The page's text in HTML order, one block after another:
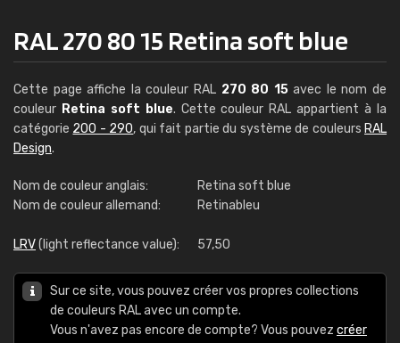
RAL 270 80 15 Retina soft blue
Cette page affiche la couleur RAL 270 80 15avec le nom de
couleur Retina soft blue. Cette couleur RAL appartient à la
catégorie 200 - 290, qui fait partie du système de couleurs RAL
Design.
Nom de couleur anglais:
Retina soft blue
Nom de couleur allemand:
Retinableu
LRV(light reflectance value): 57,50
Sur ce site, vous pouvez créer vos propres collections
de couleurs RAL avec un compte.
Vous n'avez pas encore de compte? Vous pouvez créer